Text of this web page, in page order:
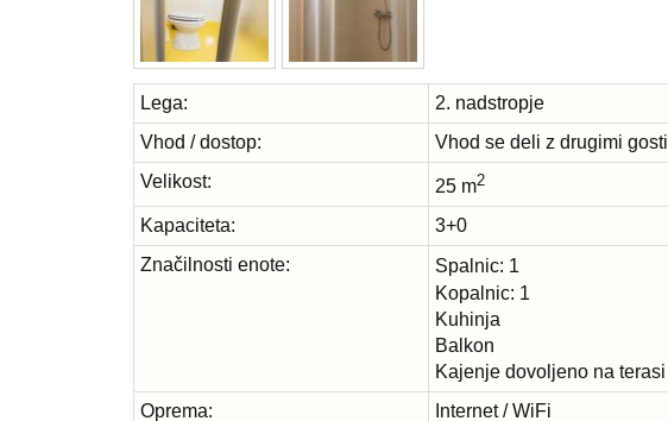
Lega:
2. nadstropje
Vhod / dostop:
Vhod se deli z drugimi gosti
Velikost:
25 m2
Kapaciteta:
3+0
Značilnosti enote:
Spalnic: 1
Kopalnic: 1
Kuhinja
Balkon
Kajenje dovoljeno na terasi
Oprema:
Internet / WiFi